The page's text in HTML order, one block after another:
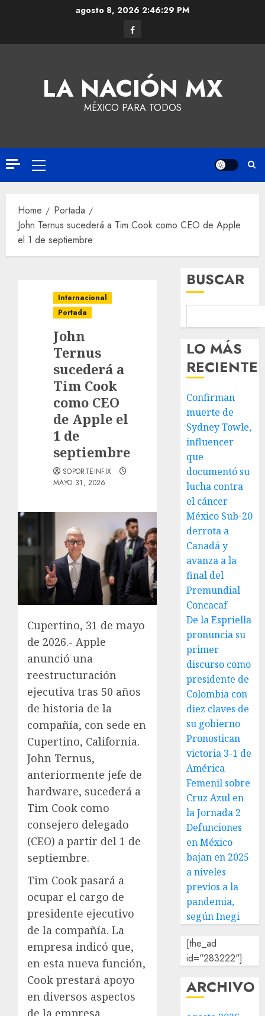
agosto 8, 2026 2:46:30 PM
LA NACIÓN MX
MÉXICO PARA TODOS
Home
Portada
John Ternus sucederá a Tim Cook como CEO de Apple
el 1 de septiembre
Internacional
Portada
John
Ternus
sucederá a
Tim Cook
como CEO
de Apple el
1 de
septiembre
SOPORTEINFIX
MAYO 31, 2026
Cupertino, 31 de mayo
de 2026.- Apple
anunció una
reestructuración
ejecutiva tras 50 años
de historia de la
compañía, con sede en
Cupertino, California.
John Ternus,
anteriormente jefe de
hardware, sucederá a
Tim Cook como
consejero delegado
(CEO) a partir del 1 de
septiembre.
Tim Cook pasará a
ocupar el cargo de
presidente ejecutivo
de la compañía. La
empresa indicó que,
en esta nueva función,
Cook prestará apoyo
en diversos aspectos
de la empresa,
BUSCAR
LO MÁS
RECIENTE
Confirman
muerte de
Sydney Towle,
influencer
que
documentó su
lucha contra
el cáncer
México Sub-20
derrota a
Canadá y
avanza a la
final del
Premundial
Concacaf
De la Espriella
pronuncia su
primer
discurso como
presidente de
Colombia con
diez claves de
su gobierno
Pronostican
victoria 3-1 de
América
Femenil sobre
Cruz Azul en
la Jornada 2
Defunciones
en México
bajan en 2025
a niveles
previos a la
pandemia,
según Inegi
[the_ad
id="283222"]
ARCHIVO